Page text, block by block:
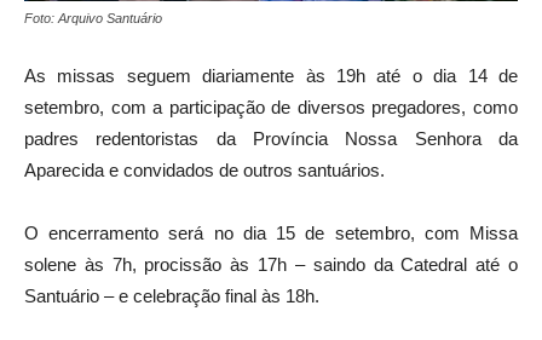
Foto: Arquivo Santuário
As missas seguem diariamente às 19h até o dia 14 de
setembro, com a participação de diversos pregadores, como
padres redentoristas da Província Nossa Senhora da
Aparecida e convidados de outros santuários.
O encerramento será no dia 15 de setembro, com Missa
solene às 7h, procissão às 17h – saindo da Catedral até o
Santuário – e celebração final às 18h.